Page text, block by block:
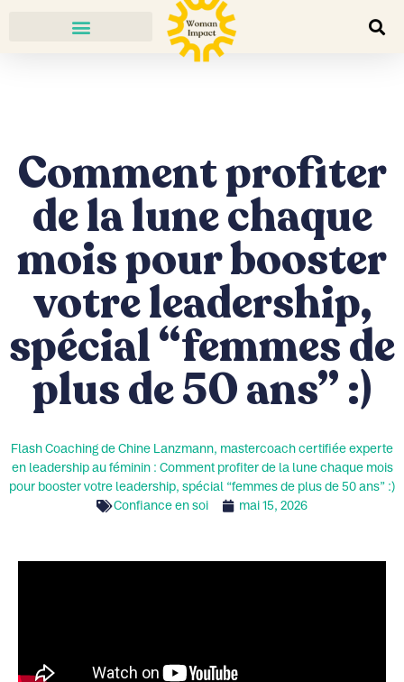
Comment profiter
de la lune chaque
mois pour booster
votre leadership,
spécial “femmes de
plus de 50 ans” :)
Flash Coaching de Chine Lanzmann, mastercoach certifiée experte
en leadership au féminin : Comment profiter de la lune chaque mois
pour booster votre leadership, spécial “femmes de plus de 50 ans” :)
Confiance en soi
mai 15, 2026